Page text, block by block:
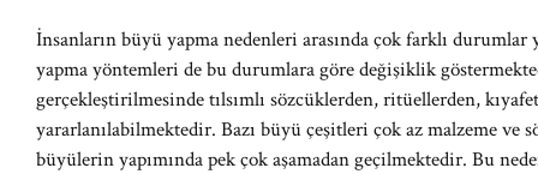
İnsanların büyü yapma nedenleri arasında çok farklı
yapma yöntemleri de bu durumlara göre değişiklik
gerçekleştirilmesinde tılsımlı sözcüklerden, ritüellerden,
yararlanılabilmektedir. Bazı büyü çeşitleri çok az malzeme ve
büyülerin yapımında pek çok aşamadan geçilmektedir. Bu